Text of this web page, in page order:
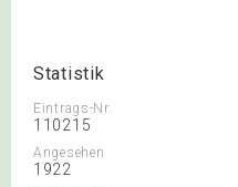
Statistik
Eintrags-Nr.
110215
Angesehen
1922